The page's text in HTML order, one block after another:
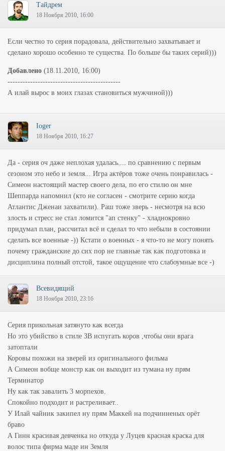
Тайдрем
18 Ноября 2010, 16:00
Если честно то серия порадовала, действительно захватывает и
сделано хорошо особенно те существа. По больше бы таких серий)))
Добавлено (18.11.2010, 16:00)
---------------------------------------------
А илай вырос в моих глазах становиться мужчиной)))
Ioger
18 Ноября 2010, 16:27
Да - серия оч даже неплохая удалась.... по сравнению с первым
сезоном это небо и земля... Игра актёров тоже очень понравилась -
Симеон настоящий мастер своего дела, по его стилю он мне
Шеппарда напомнил (кто не согласен - смотрите серию когда
Атлантис Дженаи захватили). Раш тоже зверь - несмотря на всю
злость и стресс не стал ломится "ап стенку" - хладнокровно
придумал план, рассчитал всё и сделал то что небыли в состоянии
сделать все военные -)) Кстати о военных - я что-то не могу понять
почему гражданские до сих пор не главные так как подготовка и
дисциплина полный отстой, такое ощущение что слабоумные все -)
Всевидящий
18 Ноября 2010, 23:16
Серия прикольная затянуто как всегда
Но это убийство в стиле ЗВ испугать коров ,чтобы они врага
затоптали
Коровы похожи на зверей из оригинального фильма
А Симеон вобще монстр как он выходит из тумана ну прям
Терминатор
Ну как так завалить 3 морпехов.
Спокойно подходит и растреливает..
У Илай чайник закипел ну прям Маккей на подчинненых орёт
браво
А Гинн красивая девченка но откуда у Луцев красная краска для
волос типа фирма маде ин Земля